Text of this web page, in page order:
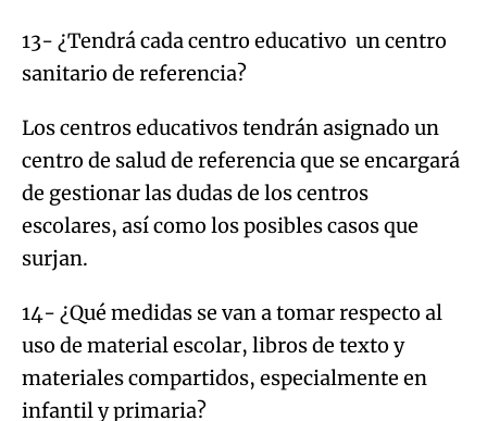
13- ¿Tendrá cada centro educativo un centro
sanitario de referencia?
Los centros educativos tendrán asignado un
centro de salud de referencia que se encargará
de gestionar las dudas de los centros
escolares, así como los posibles casos que
surjan.
14- ¿Qué medidas se van a tomar respecto al
uso de material escolar, libros de texto y
materiales compartidos, especialmente en
infantil y primaria?